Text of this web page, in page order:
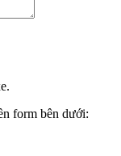
form bên dưới: